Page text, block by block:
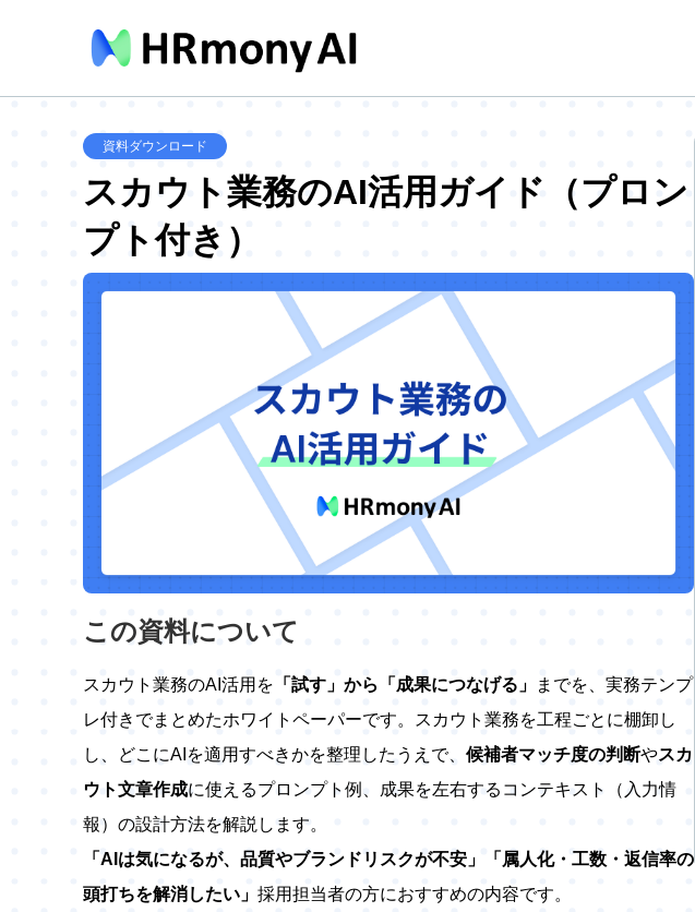
資料ダウンロード
スカウト業務のAI活用ガイド（プロン
プト付き）
この資料について
スカウト業務のAI活用を 「試す」から「成果につなげる」
までを、実務テンプ
レ付きでまとめたホワイトペーパーです。スカウト業務を工程ごとに棚卸し
し、どこにAIを適用すべきかを整理したうえで、 候補者マッチ度の判断やスカ
ウト文章作成に使えるプロンプト例、成果を左右するコンテキスト（入力情
報）の設計方法を解説します。
「AIは気になるが、品質やブランドリスクが不安」「属人化・工数・返信率の
頭打ちを解消したい」 採用担当者の方におすすめの内容です。